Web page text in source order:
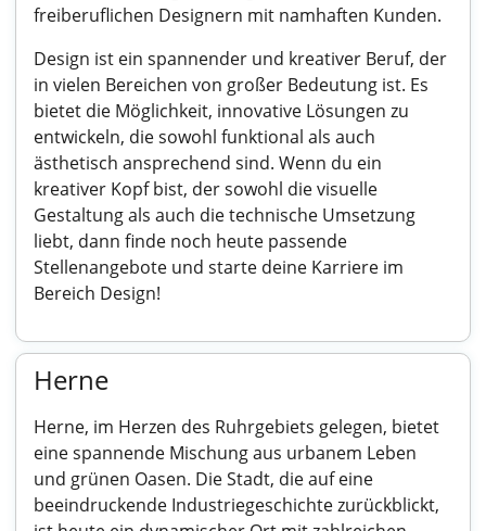
freiberuflichen Designern mit namhaften Kunden.
Design ist ein spannender und kreativer Beruf, der
in vielen Bereichen von großer Bedeutung ist. Es
bietet die Möglichkeit, innovative Lösungen zu
entwickeln, die sowohl funktional als auch
ästhetisch ansprechend sind. Wenn du ein
kreativer Kopf bist, der sowohl die visuelle
Gestaltung als auch die technische Umsetzung
liebt, dann finde noch heute passende
Stellenangebote und starte deine Karriere im
Bereich Design!
Herne
Herne, im Herzen des Ruhrgebiets gelegen, bietet
eine spannende Mischung aus urbanem Leben
und grünen Oasen. Die Stadt, die auf eine
beeindruckende Industriegeschichte zurückblickt,